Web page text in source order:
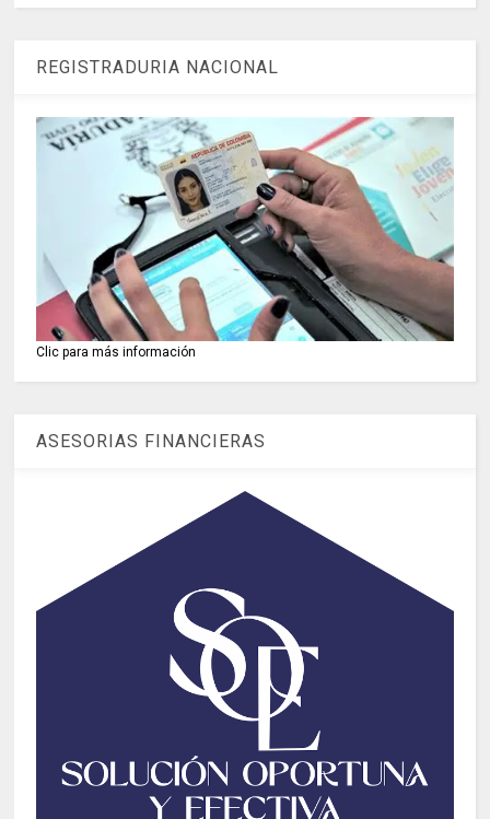
REGISTRADURIA NACIONAL
Clic para más información
ASESORIAS FINANCIERAS